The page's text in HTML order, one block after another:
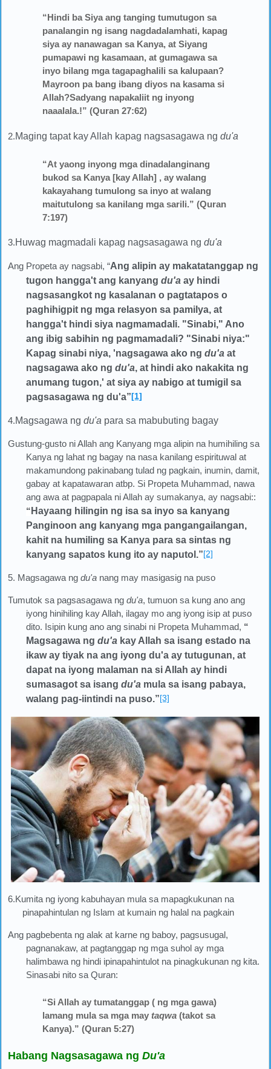
“Hindi ba Siya ang tanging tumutugon sa
panalangin ng isang nagdadalamhati, kapag
siya ay nanawagan sa Kanya, at Siyang
pumapawi ng kasamaan, at gumagawa sa
inyo bilang mga tagapaghalili sa kalupaan?
Mayroon pa bang ibang diyos na kasama si
Allah?Sadyang napakaliit ng inyong
naaalala.!” (Quran 27:62)
2.Maging tapat kay Allah kapag nagsasagawa ng du'a
“At yaong inyong mga dinadalanginang
bukod sa Kanya [kay Allah] , ay walang
kakayahang tumulong sa inyo at walang
maitutulong sa kanilang mga sarili.” (Quran
7:197)
3.Huwag magmadali kapag nagsasagawa ng du'a
Ang Propeta ay nagsabi, “Ang alipin ay makatatanggap ng
tugon hangga't ang kanyangdu'aay hindi
nagsasangkot ng kasalanan o pagtatapos o
paghihigpit ng mga relasyon sa pamilya, at
hangga't hindi siya nagmamadali. "Sinabi," Ano
ang ibig sabihin ng pagmamadali? "Sinabi niya:"
Kapag sinabi niya, 'nagsagawa ako ngdu'aat
nagsagawa ako ngdu'a, at hindi ako nakakita ng
anumang tugon,' at siya ay nabigo at tumigil sa
pagsasagawa ng du'a”[1]
4.Magsagawa ng du'a para sa mabubuting bagay
Gustung-gusto ni Allah ang Kanyang mga alipin na humihiling sa
Kanya ng lahat ng bagay na nasa kanilang espirituwal at
makamundong pakinabang tulad ng pagkain, inumin, damit,
gabay at kapatawaran atbp. Si Propeta Muhammad, nawa
ang awa at pagpapala ni Allah ay sumakanya, ay nagsabi::
“ Hayaang hilingin ng isa sa inyo sa kanyang
Panginoon ang kanyang mga pangangailangan,
kahit na humiling sa Kanya para sa sintas ng
kanyang sapatos kung ito ay naputol.”[2]
5. Magsagawa ng du'a nang may masigasig na puso
Tumutok sa pagsasagawa ng du'a, tumuon sa kung ano ang
iyong hinihiling kay Allah, ilagay mo ang iyong isip at puso
dito. Isipin kung ano ang sinabi ni Propeta Muhammad, “
Magsagawa ngdu'a kay Allah sa isang estado na
ikaw ay tiyak na ang iyong du'a ay tutugunan, at
dapat na iyong malaman na si Allah ay hindi
sumasagot sa isangdu'a mula sa isang pabaya,
walang pag-iintindi na puso.”[3]
6.Kumita ng iyong kabuhayan mula sa mapagkukunan na
pinapahintulan ng Islam at kumain ng halal na pagkain
Ang pagbebenta ng alak at karne ng baboy, pagsusugal,
pagnanakaw, at pagtanggap ng mga suhol ay mga
halimbawa ng hindi ipinapahintulot na pinagkukunan ng kita.
Sinasabi nito sa Quran:
“Si Allah ay tumatanggap ( ng mga gawa)
lamang mula sa mga may taqwa(takot sa
Kanya).” (Quran 5:27)
Habang Nagsasagawa ng Du'a